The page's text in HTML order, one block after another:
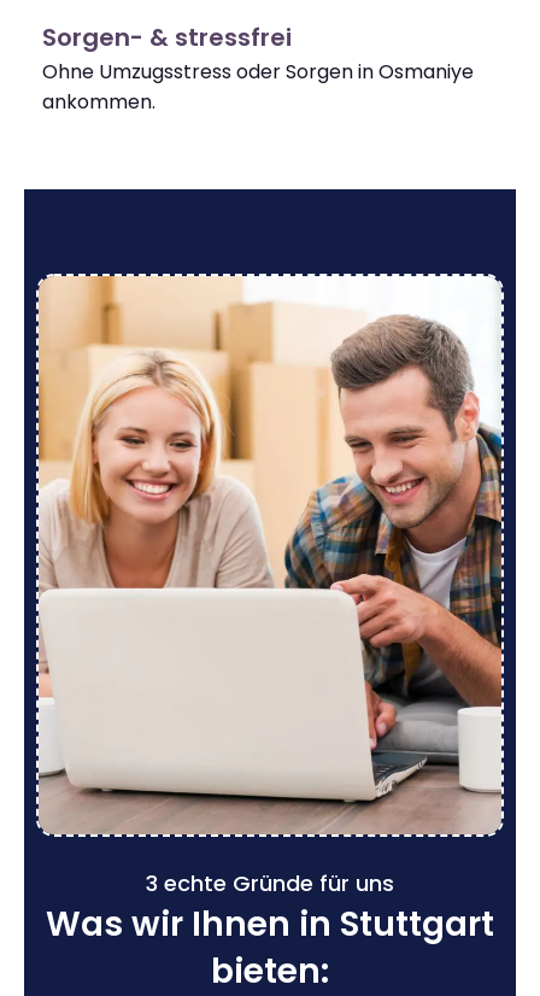
Sorgen- & stressfrei
Ohne Umzugsstress oder Sorgen in Osmaniye
ankommen.
3 echte Gründe für uns
Was wir Ihnen in Stuttgart
bieten: